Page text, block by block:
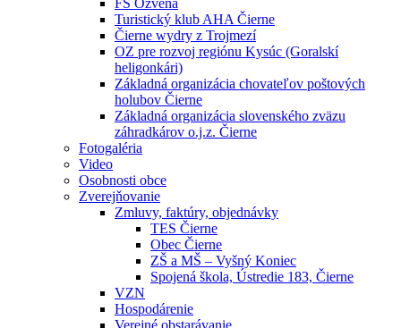
FS Ozvena
Turistický klub AHA Čierne
Čierne wydry z Trojmezí
OZ pre rozvoj regiónu Kysúc (Goralskí
heligonkári)
Základná organizácia chovateľov poštových
holubov Čierne
Základná organizácia slovenského zväzu
záhradkárov o.j.z. Čierne
Fotogaléria
Video
Osobnosti obce
Zverejňovanie
Zmluvy, faktúry, objednávky
TES Čierne
Obec Čierne
ZŠ a MŠ – Vyšný Koniec
Spojená škola, Ústredie 183, Čierne
VZN
Hospodárenie
Verejné obstarávanie